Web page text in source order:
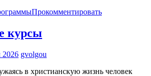
Прокомментировать
курсы
gvolgou
в христианскую жизнь человек